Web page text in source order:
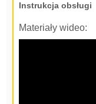
Instrukcja obsługi
Materiały wideo: